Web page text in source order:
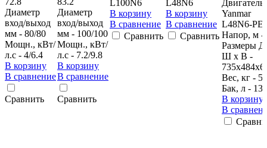
Диаметр
вход/выход
мм - 80/80
Мощн., кВт/
л.с - 4/6.4
В корзину
В сравнение
Сравнить
Диаметр
вход/выход
мм - 100/100
Мощн., кВт/
л.с - 7.2/9.8
В корзину
В сравнение
Сравнить
L100N6
В корзину
В сравнение
Сравнить
L48N6
В корзину
В сравнение
Сравнить
Двигатель
Yanmar
L48N6-
Напор, м -
Размеры Д
Ш х В -
Вес, кг - 54
Бак, л - 13
В корзину
В